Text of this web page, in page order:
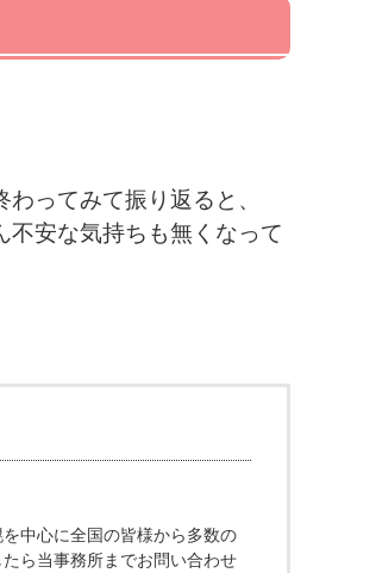
ってみて振り返ると、
安な気持ちも無くなって
中心に全国の皆様から多数の
ら当事務所までお問い合わせ